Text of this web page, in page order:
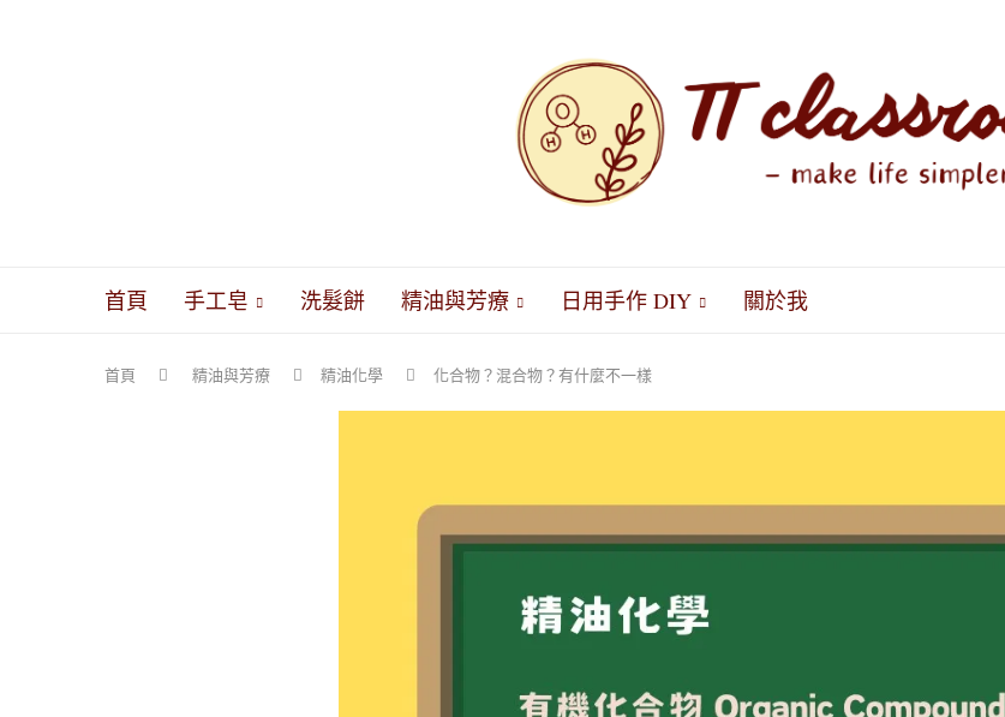
首頁 手工皂 洗髮餅 精油與芳療 日用手作 DIY 關於我
首頁 精油與芳療 精油化學 化合物？混合物？有什麼不一樣